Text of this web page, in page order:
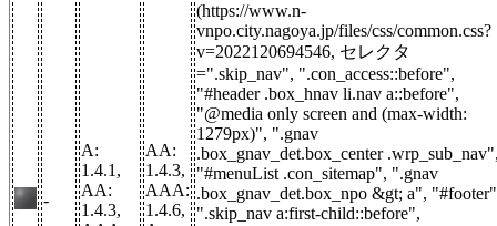
-
A:
1.4.1,
AA:
1.4.3,
AA:
1.4.3,
AAA:
1.4.6,
(https://www.n-
vnpo.city.nagoya.jp/files/css/common.css?
v=2022120694546, セレクタ
=".skip_nav", ".con_access::before",
"#header .box_hnav li.nav a::before",
"@media only screen and (max-width:
1279px)", ".gnav
.box_gnav_det.box_center
"#menuList .con_sitemap", ".gnav
.box_gnav_det.box_npo &gt; a",
".skip_nav a:first-child::before",